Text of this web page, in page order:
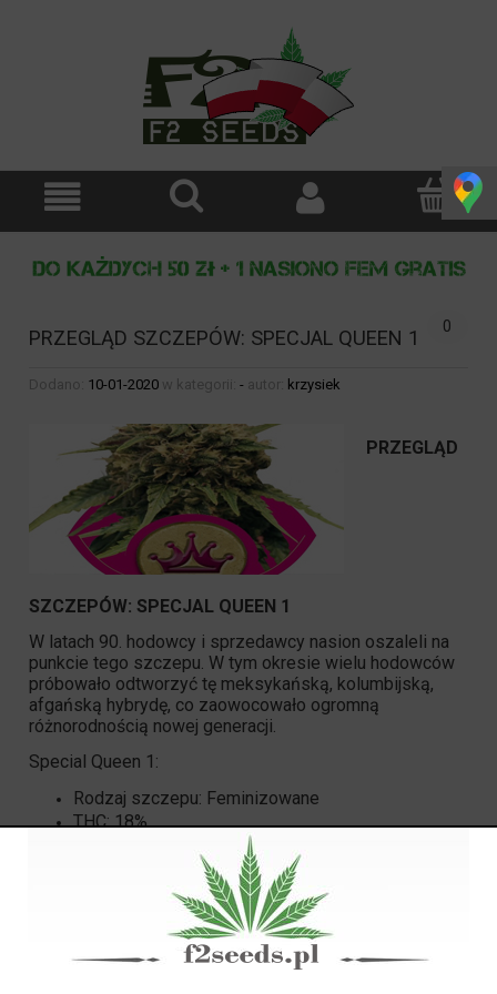
PRZEGLĄD SZCZEPÓW: SPECJAL QUEEN 1 0
Dodano: 10-01-2020 w kategorii: - autor: krzysiek
PRZEGLĄD
SZCZEPÓW: SPECJAL QUEEN 1
W latach 90. hodowcy i sprzedawcy nasion oszaleli na
punkcie tego szczepu. W tym okresie wielu hodowców
próbowało odtworzyć tę meksykańską, kolumbijską,
afgańską hybrydę, co zaowocowało ogromną
różnorodnością nowej generacji.
Special Queen 1:
Rodzaj szczepu: Feminizowane
THC: 18%
Wydajność wewnętrzna: 500 - 550 gr / m2
Wydajność na zewnątrz: 500-550 gr / roślina
Wysokość w pomieszczeniu: 80-140 cm
Wysokość Outdoor: 200 - 270 cm
Czas kwitnienia: 7-8 tygodni